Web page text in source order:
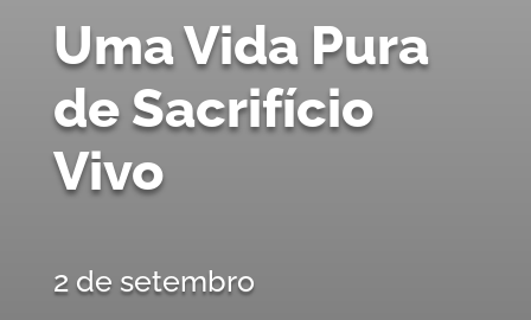
Uma Vida Pura
de Sacrifício
Vivo
2 de setembro